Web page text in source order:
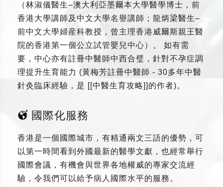
（林淑儀醫生–澳大利亞墨爾本大學醫學博士，前
香港大學講師及中文大學名譽講師；龍炳梁醫生–
前中文大學婦産科教授，曾主理香港威爾斯親王醫
院的香港第一個公立試管嬰兒中心）。 如有需
要，中心亦有註冊中醫師中西合璧，針對不孕症調
理提升生育能力 (黃梅芳註冊中醫師 - 30多年中醫
針灸臨床經驗，是 [[中醫生育攻略]]的作者)。
國際化服務
香港是一個國際城市，有精通兩文三語的優勢，可
以第一時間看到外國最新的醫學文獻，也經常舉行
國際會議，有機會與世界各地權威的專家交流經
驗，令我們可以給予病人國際水平的服務。